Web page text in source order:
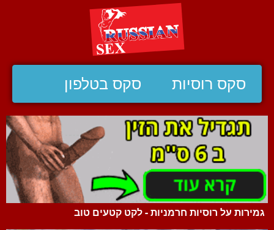
סקס רוסיות סקס בטלפון
גמירות על רוסיות חרמניות - לקט קטעים טוב